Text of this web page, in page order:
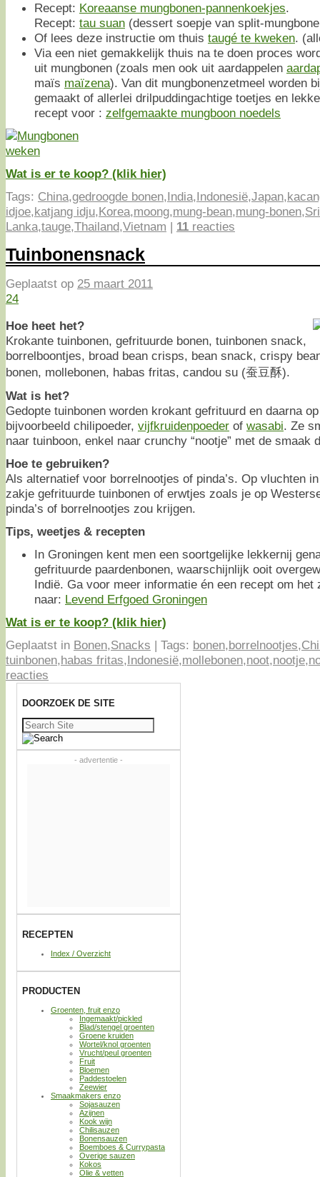
Recept: Koreaanse mungbonen-pannenkoekjes.
Recept: tau suan (dessert soepje van split-
Of lees deze instructie om thuis taugé te kweken.
Via een niet gemakkelijk thuis na te doen proces
uit mungbonen (zoals men ook uit aardappelen
maïs maïzena). Van dit mungbonenzetmeel worden
gemaakt of allerlei drilpuddingachtige toetjes en
recept voor : zelfgemaakte mungboon noedels
Wat is er te koop? (klik hier)
Tags: China,gedroogde bonen,India,Indonesië,Japan,
idjoe,katjang idju,Korea,moong,mung-bean,mung-bonen,Sri
Lanka,tauge,Thailand,Vietnam | 11 reacties
Tuinbonensnack
Geplaatst op 25 maart 2011
24
Hoe heet het?
Krokante tuinbonen, gefrituurde bonen, tuinbonen snack,
borrelboontjes, broad bean crisps, bean snack, crispy
bonen, mollebonen, habas fritas, candou su (蚕豆酥).
Wat is het?
Gedopte tuinbonen worden krokant gefrituurd en daarna
bijvoorbeeld chilipoeder, vijfkruidenpoeder of wasabi. Ze
naar tuinboon, enkel naar crunchy “nootje” met de smaak
Hoe te gebruiken?
Als alternatief voor borrelnootjes of pinda’s. Op vluchten
zakje gefrituurde tuinbonen of erwtjes zoals je op
pinda’s of borrelnootjes zou krijgen.
Tips, weetjes & recepten
In Groningen kent men een soortgelijke lekkernij
gefrituurde paardenbonen, waarschijnlijk ooit
Indië. Ga voor meer informatie én een recept om het
naar: Levend Erfgoed Groningen
Wat is er te koop? (klik hier)
Geplaatst in Bonen,Snacks | Tags: bonen,borrelnootjes,
tuinbonen,habas fritas,Indonesië,mollebonen,noot,nootje,
reacties
DOORZOEK DE SITE
Zoeken
naar:
- advertentie -
RECEPTEN
Index / Overzicht
PRODUCTEN
Groenten, fruit enzo
Ingemaakt/pickled
Blad/stengel groenten
Groene kruiden
Wortel/knol groenten
Vrucht/peul groenten
Fruit
Bloemen
Paddestoelen
Zeewier
Smaakmakers enzo
Sojasauzen
Azijnen
Kook wijn
Chilisauzen
Bonensauzen
Boemboes & Currypasta
Overige sauzen
Kokos
Olie & vetten